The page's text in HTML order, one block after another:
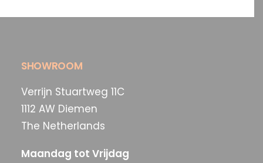
SHOWROOM
Verrijn Stuartweg 11C
1112 AW Diemen
The Netherlands
Maandag tot Vrijdag